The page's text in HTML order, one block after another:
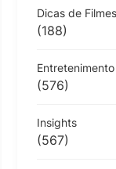
Dicas de
(188)
Entretenimento
(576)
Insights
(567)